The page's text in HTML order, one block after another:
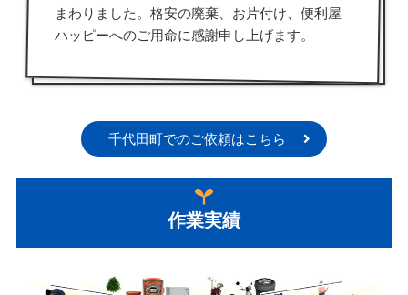
まわりました。格安の廃棄、お片付け、便利屋
ハッピーへのご用命に感謝申し上げます。
千代田町でのご依頼はこちら
作業実績